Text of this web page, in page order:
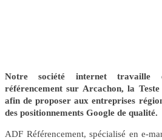
Notre société internet travaille
référencement sur Arcachon, la
afin de proposer aux entreprises
des positionnements Google de qualité.
ADF Référencement, spécialisé en e-